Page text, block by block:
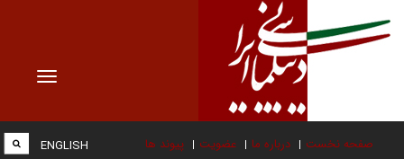
Toggle
صفحه نخست درباره ما عضویت پیوند ها ENGLISH